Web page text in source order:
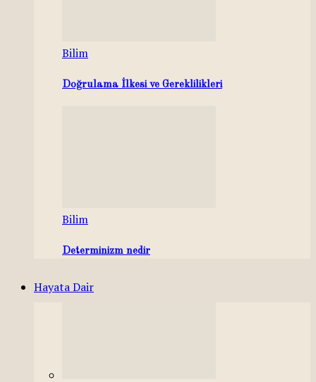
Bilim
Doğrulama İlkesi ve Gereklilikleri
Bilim
Determinizm nedir
Hayata Dair